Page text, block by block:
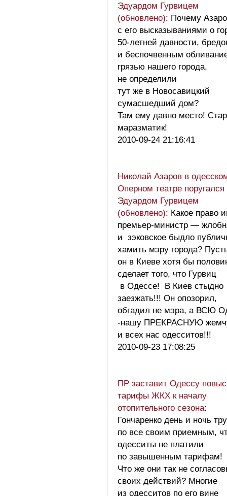
Эдуардом Гурвицем
(обновлено): Почему
с его высказываниями о
50-летней давности,
и беспочвенным
грязью нашего города,
не определили
тут же в Новосавицкий
сумасшедший дом?
Там ему давно место!
маразматик!
2010-09-24 21:16:41
Николай Азаров в
Оперном театре поругался
Эдуардом Гурвицем
(обновлено): Какое право
премьер-министр —
и зэковское быдло
хамить мэру города?
он в Киеве хотя бы
сделает того, что Гурвиц
в Одессе! В Киев стыдно
заезжать!!! Он опозорил,
обгадил не мэра, а ВСЮ
-нашу ПРЕКРАСНУЮ
и всех нас одесситов!!!
2010-09-23 17:08:25
ПР заставит Одессу
тарифы ЖКХ к началу
отопительного сезона:
Гончаренко день и ночь
по все своим приемным,
одесситы не платили
по завышенным тарифам!
Что же они так не
своих действий? Многие
из одесситов по его вине